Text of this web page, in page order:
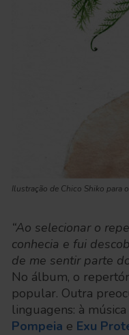
Ilustração de Chico Shiko para
“Ao selecionar o
conhecia e fui
de me sentir parte
No álbum, o
popular. Outra
linguagens: à
Pompeia e Exu